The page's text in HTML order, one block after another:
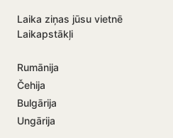
Laika ziņas jūsu vietnē
Laikapstākļi
Rumānija
Čehija
Bulgārija
Ungārija